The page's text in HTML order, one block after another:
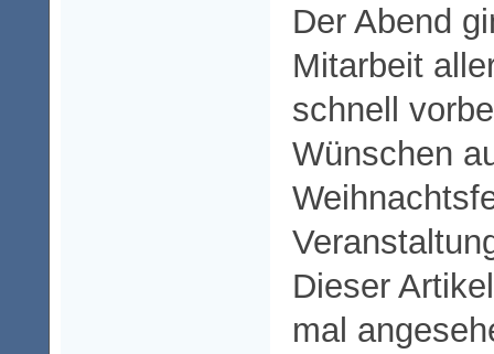
Der Abend
Mitarbeit
schnell
Wünschen
Dieser
mal